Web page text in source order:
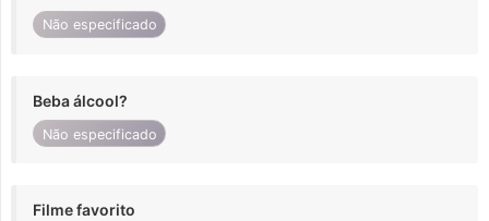
Não especificado
Beba álcool?
Não especificado
Filme favorito